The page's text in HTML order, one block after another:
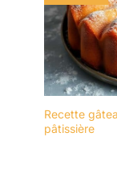
Recette
pâtissière